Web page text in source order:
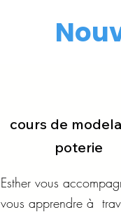
cours de
poterie
Esther vous
vous apprendre à